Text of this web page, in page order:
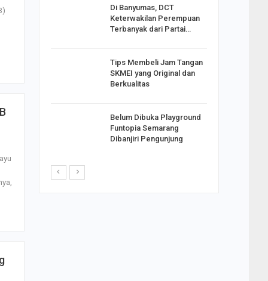
Di Banyumas, DCT
Keterwakilan Perempuan
Terbanyak dari Partai…
Tips Membeli Jam Tangan
SKMEI yang Original dan
Berkualitas
Belum Dibuka Playground
Funtopia Semarang
Dibanjiri Pengunjung